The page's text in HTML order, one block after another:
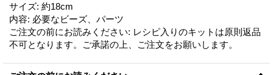
サイズ: 約18cm
内容: 必要なビーズ、パーツ
ご注文の前にお読みください: レシピ入りのキットは原則返品
不可となります。ご承諾の上、ご注文をお願いします。